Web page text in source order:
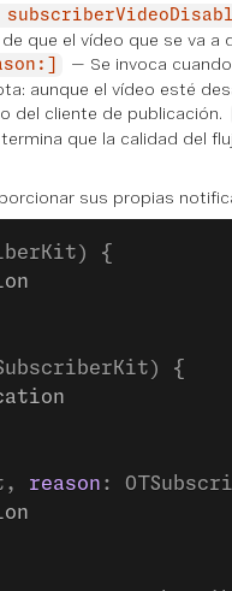
que el vídeo que se va a
— Se invoca
aunque el vídeo esté
del cliente de publicación.
que la calidad del
sus propias
{
{
reason :